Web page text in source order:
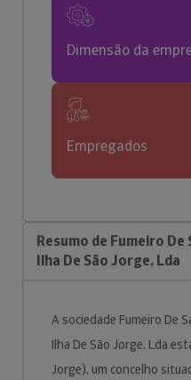
Dimensão da
Empregados
Resumo de Fumeiro
Ilha De São Jorge, Lda
A sociedade Fumeiro De
Ilha De São Jorge, Lda
Jorge), um concelho